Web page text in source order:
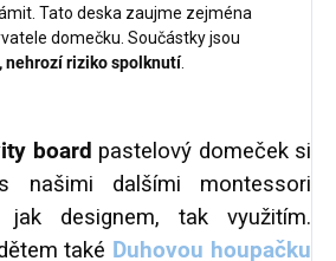
Tato deska zaujme zejména
domečku. Součástky jsou
nehrozí riziko spolknutí.
board pastelový domeček si
našimi dalšími montessori
designem, tak využitím.
také Duhovou houpačku